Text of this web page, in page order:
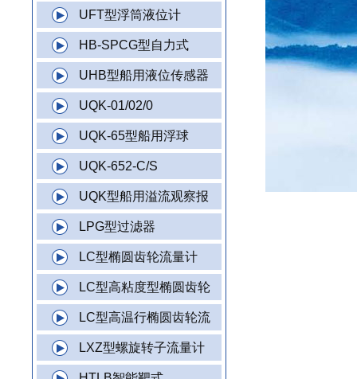
UFT型浮筒液位计
HB-SPCG型自力式
UHB型船用液位传感器
UQK-01/02/0
UQK-65型船用浮球
UQK-652-C/S
UQK型船用溢流观察报
LPG型过滤器
LC型椭圆齿轮流量计
LC型高粘度型椭圆齿轮
LC型高温行椭圆齿轮流
LXZ型螺旋转子流量计